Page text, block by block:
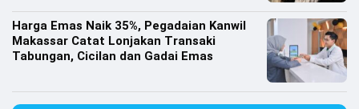
Harga Emas Naik 35%, Pegadaian Kanwil
Makassar Catat Lonjakan Transaki
Tabungan, Cicilan dan Gadai Emas